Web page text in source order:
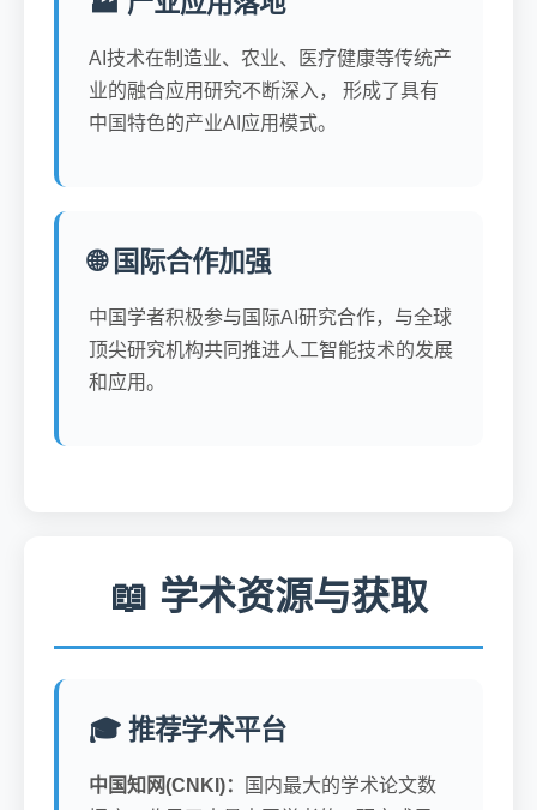
AI技术在制造业、农业、医疗健康等传统产
业的融合应用研究不断深入， 形成了具有
中国特色的产业AI应用模式。
🌐 国际合作加强
中国学者积极参与国际AI研究合作，与全球
顶尖研究机构共同推进人工智能技术的发展
和应用。
📖 学术资源与获取
🎓 推荐学术平台
中国知网(CNKI)：
国内最大的学术论文数